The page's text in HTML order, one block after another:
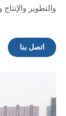
والتطوير
اتصل بنا